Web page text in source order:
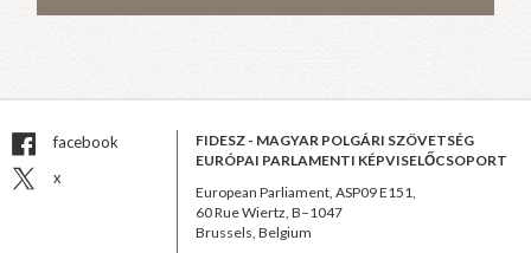
facebook
x
FIDESZ - MAGYAR POLGÁRI SZÖVETSÉG
EURÓPAI PARLAMENTI KÉPVISELŐCSOPORT
European Parliament, ASP09 E151,
60 Rue Wiertz, B–1047
Brussels, Belgium